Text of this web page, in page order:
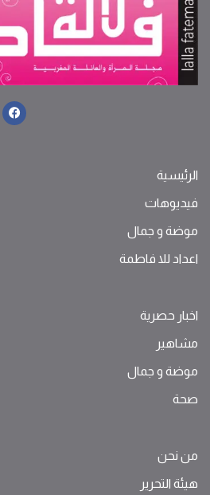
الرئيسية
فيديوهات
موضة ‫و‬ ‫‬‫جمال‬
اعداد للا فاطمة
اخبار حصرية
مشاهير
موضة ‫و‬ ‫‬‫جمال‬
صحة
من نحن
هيئة التحرير